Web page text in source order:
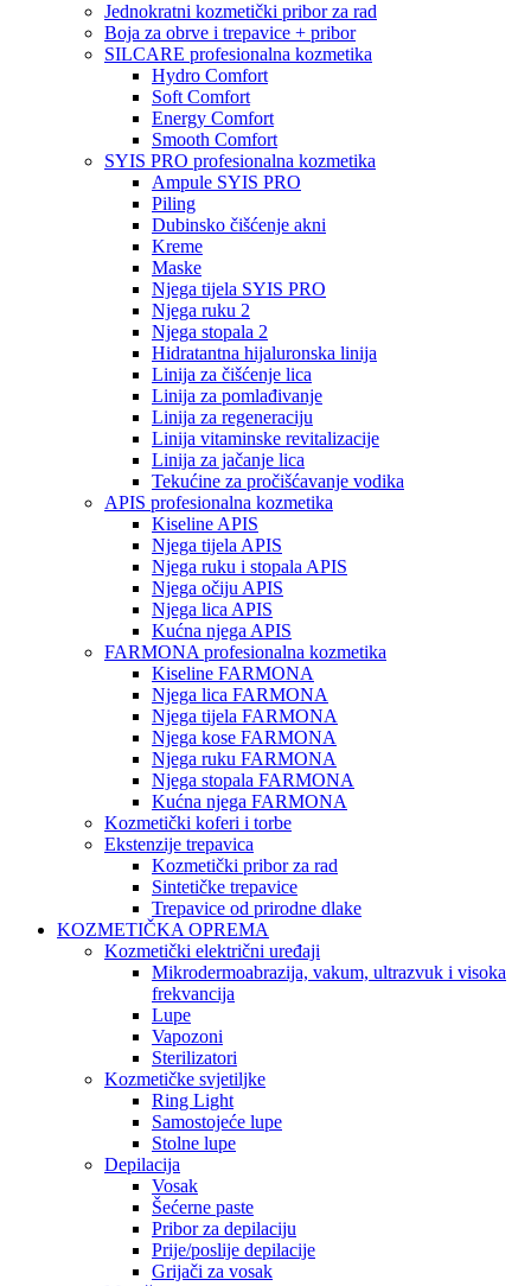
Jednokratni kozmetički pribor za rad
Boja za obrve i trepavice + pribor
SILCARE profesionalna kozmetika
Hydro Comfort
Soft Comfort
Energy Comfort
Smooth Comfort
SYIS PRO profesionalna kozmetika
Ampule SYIS PRO
Piling
Dubinsko čišćenje akni
Kreme
Maske
Njega tijela SYIS PRO
Njega ruku 2
Njega stopala 2
Hidratantna hijaluronska linija
Linija za čišćenje lica
Linija za pomlađivanje
Linija za regeneraciju
Linija vitaminske revitalizacije
Linija za jačanje lica
Tekućine za pročišćavanje vodika
APIS profesionalna kozmetika
Kiseline APIS
Njega tijela APIS
Njega ruku i stopala APIS
Njega očiju APIS
Njega lica APIS
Kućna njega APIS
FARMONA profesionalna kozmetika
Kiseline FARMONA
Njega lica FARMONA
Njega tijela FARMONA
Njega kose FARMONA
Njega ruku FARMONA
Njega stopala FARMONA
Kućna njega FARMONA
Kozmetički koferi i torbe
Ekstenzije trepavica
Kozmetički pribor za rad
Sintetičke trepavice
Trepavice od prirodne dlake
KOZMETIČKA OPREMA
Kozmetički električni uređaji
Mikrodermoabrazija, vakum, ultrazvuk i visoka
frekvancija
Lupe
Vapozoni
Sterilizatori
Kozmetičke svjetiljke
Ring Light
Samostojeće lupe
Stolne lupe
Depilacija
Vosak
Šećerne paste
Pribor za depilaciju
Prije/poslije depilacije
Grijači za vosak